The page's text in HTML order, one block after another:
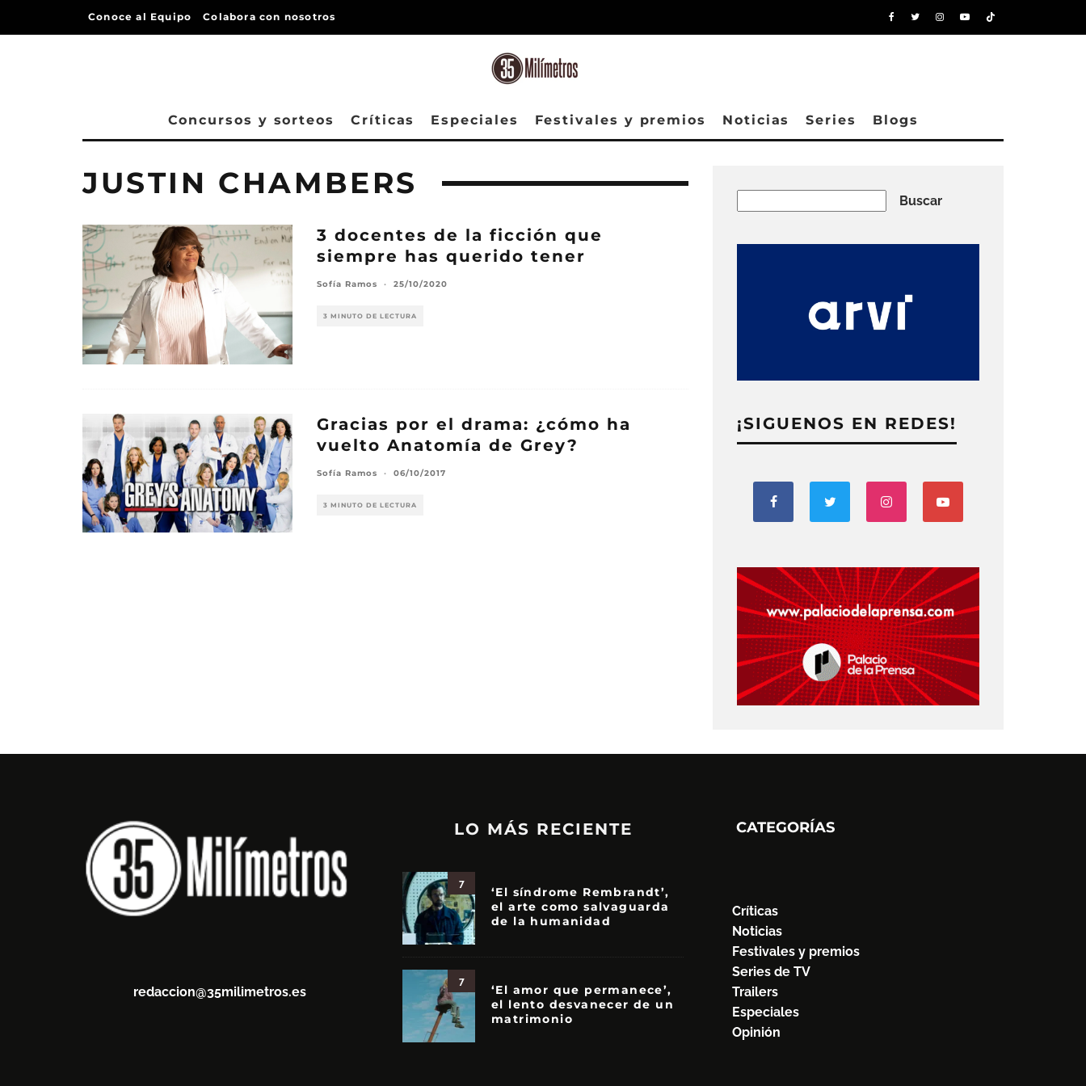
Conoce al Equipo Colabora con nosotros
Concursos y sorteos Críticas Especiales Festivales y premios Noticias Series Blogs
JUSTIN CHAMBERS
3 docentes de la ficción que
siempre has querido tener
Sofía Ramos · 25/10/2020
3 MINUTO DE LECTURA
Gracias por el drama: ¿cómo ha
vuelto Anatomía de Grey?
Sofía Ramos · 06/10/2017
3 MINUTO DE LECTURA
Buscar
¡SIGUENOS EN REDES!
redaccion@35milimetros.es
LO MÁS RECIENTE
7
‘El síndrome Rembrandt’,
el arte como salvaguarda
de la humanidad
7
‘El amor que permanece’,
el lento desvanecer de un
matrimonio
CATEGORÍAS
Críticas
Noticias
Festivales y premios
Series de TV
Trailers
Especiales
Opinión